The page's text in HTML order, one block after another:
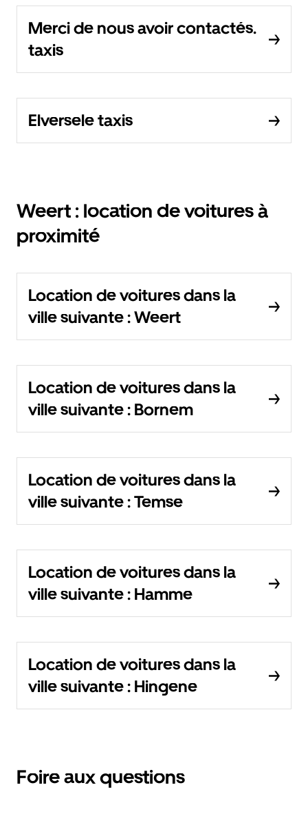
Merci de nous avoir contactés.
taxis
Elversele taxis
Weert : location de voitures à
proximité
Location de voitures dans la
ville suivante : Weert
Location de voitures dans la
ville suivante : Bornem
Location de voitures dans la
ville suivante : Temse
Location de voitures dans la
ville suivante : Hamme
Location de voitures dans la
ville suivante : Hingene
Foire aux questions